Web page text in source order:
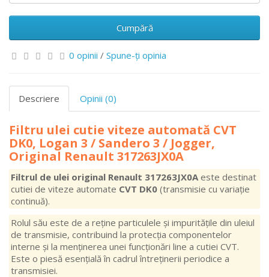
Cumpără
0 opinii / Spune-ţi opinia
Descriere Opinii (0)
Filtru ulei cutie viteze automată CVT
DK0, Logan 3 / Sandero 3 / Jogger,
Original Renault 317263JX0A
Filtrul de ulei original Renault 317263JX0Aeste destinat
cutiei de viteze automate CVT DK0 (transmisie cu variație
continuă).
Rolul său este de a reține particulele și impuritățile din uleiul
de transmisie, contribuind la protecția componentelor
interne și la menținerea unei funcționări line a cutiei CVT.
Este o piesă esențială în cadrul întreținerii periodice a
transmisiei.